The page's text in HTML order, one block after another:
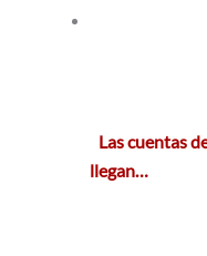
Las cuentas
llegan…